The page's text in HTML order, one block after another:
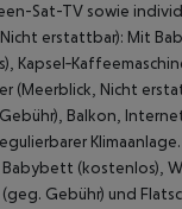
Sat-TV sowie
Nicht erstattbar): Mit
(Meerblick, Nicht
Balkon,
(kostenlos),
Gebühr) und